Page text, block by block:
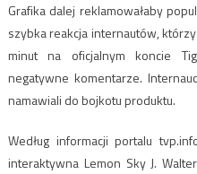
Grafika dalej reklamowałaby
szybka reakcja internautów,
minut na oficjalnym koncie
negatywne komentarze.
namawiali do bojkotu produktu.
Według informacji portalu
interaktywna Lemon Sky J.